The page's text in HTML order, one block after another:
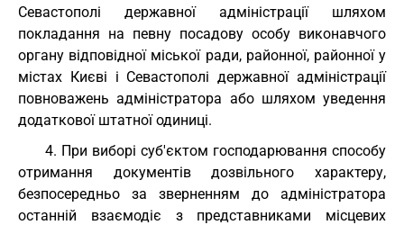
Севастополі державної адміністрації шляхом
покладання на певну посадову особу виконавчого
органу відповідної міської ради, районної, районної у
містах Києві і Севастополі державної адміністрації
повноважень адміністратора або шляхом уведення
додаткової штатної одиниці.
4. При виборі суб'єктом господарювання способу
отримання документів дозвільного характеру,
безпосередньо за зверненням до адміністратора
останній взаємодіє з представниками місцевих